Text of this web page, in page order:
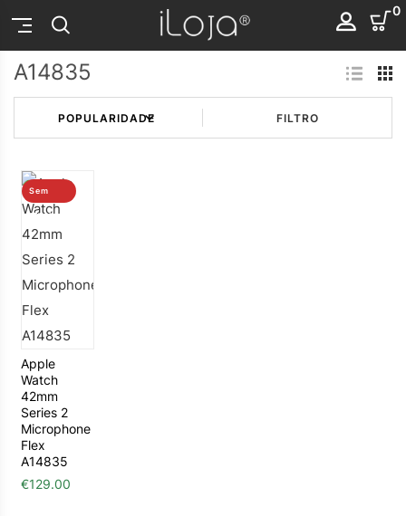
0
A14835
FILTRO
Sem
stock
Apple
Watch
42mm
Series 2
Microphone
Flex
A14835
€129.00